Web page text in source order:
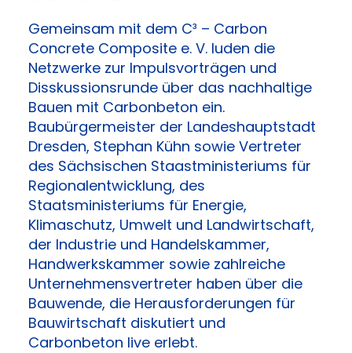
Gemeinsam mit dem C³ – Carbon
Concrete Composite e. V. luden die
Netzwerke zur Impulsvorträgen und
Disskussionsrunde über das nachhaltige
Bauen mit Carbonbeton ein.
Baubürgermeister der Landeshauptstadt
Dresden, Stephan Kühn sowie Vertreter
des Sächsischen Staastministeriums für
Regionalentwicklung, des
Staatsministeriums für Energie,
Klimaschutz, Umwelt und Landwirtschaft,
der Industrie und Handelskammer,
Handwerkskammer sowie zahlreiche
Unternehmensvertreter haben über die
Bauwende, die Herausforderungen für
Bauwirtschaft diskutiert und
Carbonbeton live erlebt.